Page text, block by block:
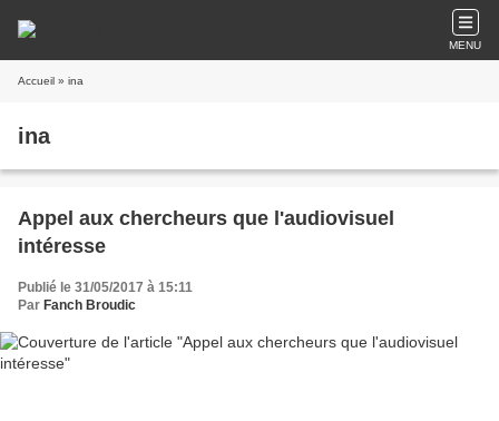
MENU
Accueil » ina
ina
Appel aux chercheurs que l'audiovisuel
intéresse
Publié le 31/05/2017 à 15:11
Par Fanch Broudic